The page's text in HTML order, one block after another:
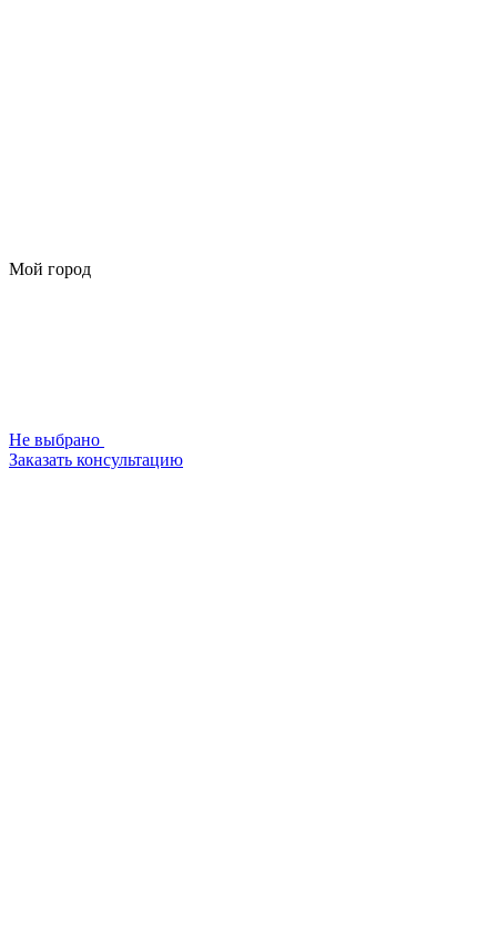
Мой город
Не выбрано
Заказать консультацию